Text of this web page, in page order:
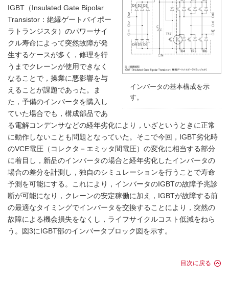
インバータの基本構成を示
す。
IGBT（Insulated Gate Bipolar
Transistor：絶縁ゲートバイポー
ラトランジスタ）のパワーサイ
クル寿命によって突然故障が発
生するケースが多く，修理を行
うまでクレーンが使用できなく
なることで，操業に悪影響を与
えることが課題であった。ま
た，予備のインバータを購入し
ていた場合でも，構成部品であ
る電解コンデンサなどの経年劣化により，いざというときに正常
に動作しないことも問題となっていた。そこで今回，IGBT劣化時
のVCE電圧（コレクタ－エミッタ間電圧）の変化に相当する部分
に着目し，新品のインバータの場合と経年劣化したインバータの
場合の差分を計測し，独自のシミュレーションを行うことで寿命
予測を可能にする。これにより，インバータのIGBTの故障予兆診
断が可能になり，クレーンの安定稼働に加え，IGBTが故障する前
の最適なタイミングでインバータを交換することにより，突然の
故障による機会損失をなくし，ライフサイクルコスト低減をねら
う。 図3にIGBT部のインバータブロック図を示す。
目次に戻る